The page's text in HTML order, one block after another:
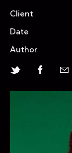
Client
Date
Author